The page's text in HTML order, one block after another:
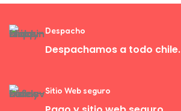
Despacho
Despachamos a todo chile.
Sitio Web seguro